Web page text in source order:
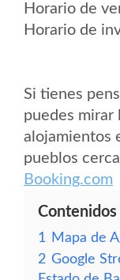
Horario de
Horario de
Si tienes
puedes mirar
alojamientos
pueblos
Booking.com
Contenidos
1
Mapa de
2 Google